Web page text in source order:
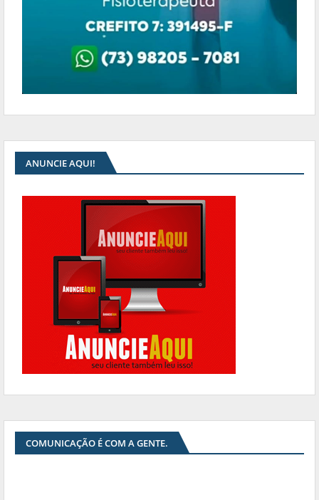
ANUNCIE AQUI!
COMUNICAÇÃO É COM A GENTE.